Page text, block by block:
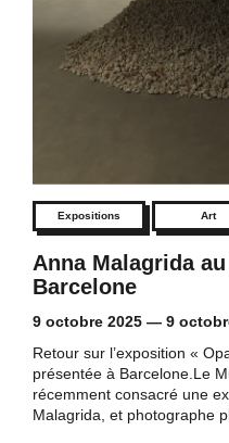
Expositions Art
Anna Malagrida
Barcelone
9 octobre 2025 — 9
Retour sur l’exposition «
présentée à Barcelone.Le
récemment consacré une
Malagrida, et photographe